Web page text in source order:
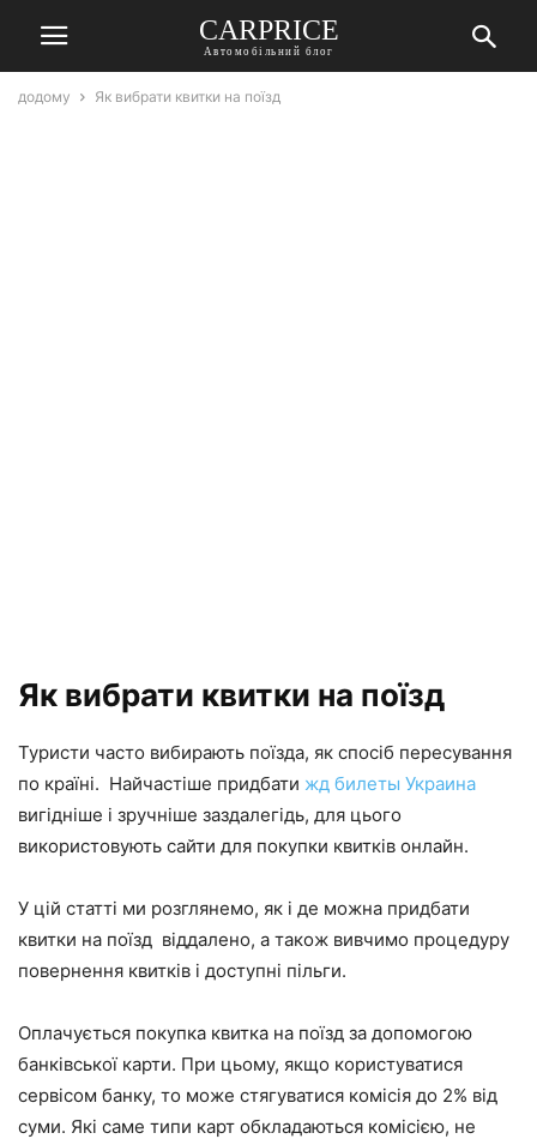
СARPRICE
Автомобільний блог
додому Як вибрати квитки на поїзд
Як вибрати квитки на поїзд
Туристи часто вибирають поїзда, як спосіб пересування
по країні. Найчастіше придбати жд билеты Украина
вигідніше і зручніше заздалегідь, для цього
використовують сайти для покупки квитків онлайн.
У цій статті ми розглянемо, як і де можна придбати
квитки на поїзд віддалено, а також вивчимо процедуру
повернення квитків і доступні пільги.
Оплачується покупка квитка на поїзд за допомогою
банківської карти. При цьому, якщо користуватися
сервісом банку, то може стягуватися комісія до 2% від
суми. Які саме типи карт обкладаються комісією, не